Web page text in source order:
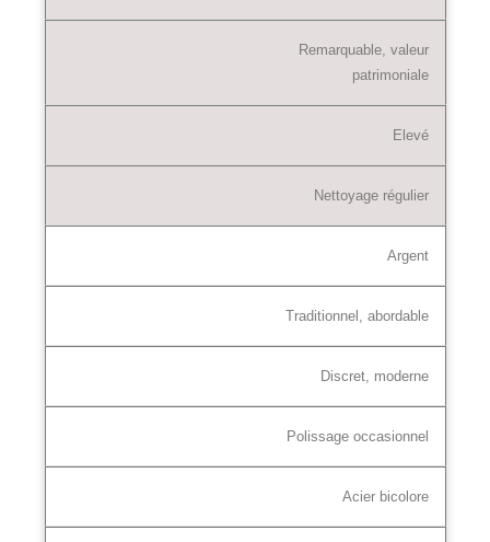
Remarquable, valeur
patrimoniale
Elevé
Nettoyage régulier
Argent
Traditionnel, abordable
Discret, moderne
Polissage occasionnel
Acier bicolore